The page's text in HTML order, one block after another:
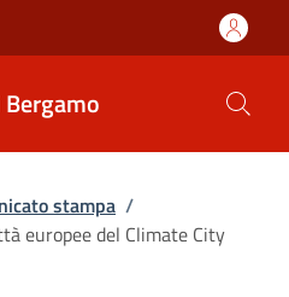
stampa /
europee del Climate City